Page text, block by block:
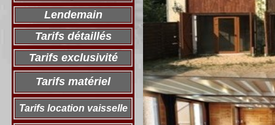
Lendemain
Tarifs détaillés
Tarifs exclusivité
Tarifs matériel
Tarifs location vaisselle